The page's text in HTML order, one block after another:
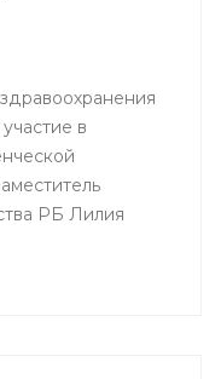
в
РБ Лилия